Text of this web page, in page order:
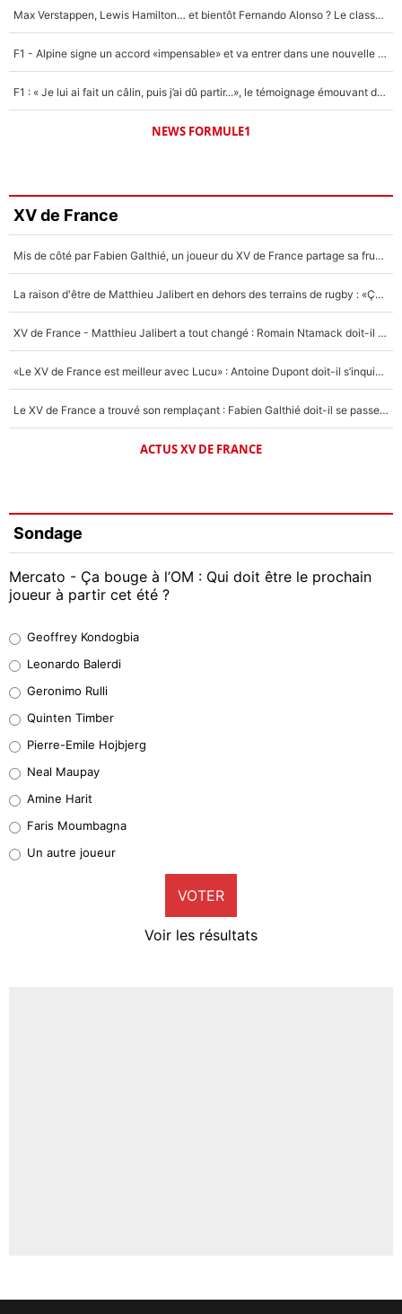
Max Verstappen, Lewis Hamilton… et bientôt Fernando Alonso ? Le classement des pilotes les mieux payés en Formule 1 risque de changer !
F1 - Alpine signe un accord «impensable» et va entrer dans une nouvelle dimension : Grande nouvelle pour Pierre Gasly !
F1 : « Je lui ai fait un câlin, puis j’ai dû partir...», le témoignage émouvant de Max Verstappen sur sa fille
NEWS FORMULE1
XV de France
Mis de côté par Fabien Galthié, un joueur du XV de France partage sa frustration : «ils ne me l’ont pas dit tout de suite»
La raison d'être de Matthieu Jalibert en dehors des terrains de rugby : «Ça m'atteint autant que si tu touches à un membre de ma famille»
XV de France - Matthieu Jalibert a tout changé : Romain Ntamack doit-il s’inquiéter pour sa place à un an de la Coupe du monde ?
«Le XV de France est meilleur avec Lucu» : Antoine Dupont doit-il s’inquiéter pour sa place ?
Le XV de France a trouvé son remplaçant : Fabien Galthié doit-il se passer d'Antoine Dupont ?
ACTUS XV DE FRANCE
Sondage
Mercato - Ça bouge à l’OM : Qui doit être le prochain
joueur à partir cet été ?
38%
32%
5%
1%
9%
Geoffrey Kondogbia
Leonardo Balerdi
Geronimo Rulli
Quinten Timber
Pierre-Emile Hojbjerg
Neal Maupay
Amine Harit
Faris Moumbagna
Un autre joueur
VOTER
Voir les résultats